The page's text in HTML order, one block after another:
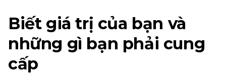
Biết giá trị của bạn và
những gì bạn phải cung
cấp